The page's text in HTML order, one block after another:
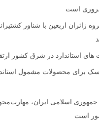
است
زائران اربعین با شناور
استاندارد در شرق کشور
برای محصولات مشمول
اسلامی ایران،
است